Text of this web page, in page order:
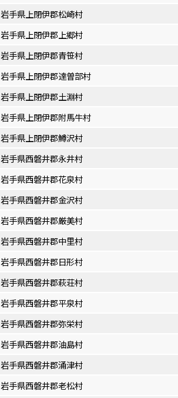
岩手県上閉伊郡松崎村
岩手県上閉伊郡上郷村
岩手県上閉伊郡青笹村
岩手県上閉伊郡達曽部村
岩手県上閉伊郡土淵村
岩手県上閉伊郡附馬牛村
岩手県上閉伊郡鱒沢村
岩手県西磐井郡永井村
岩手県西磐井郡花泉村
岩手県西磐井郡金沢村
岩手県西磐井郡厳美村
岩手県西磐井郡中里村
岩手県西磐井郡日形村
岩手県西磐井郡萩荘村
岩手県西磐井郡平泉村
岩手県西磐井郡弥栄村
岩手県西磐井郡油島村
岩手県西磐井郡涌津村
岩手県西磐井郡老松村